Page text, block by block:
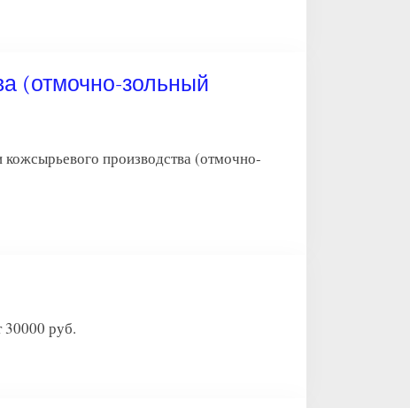
(отмочно-зольный
производства (отмочно-
руб.